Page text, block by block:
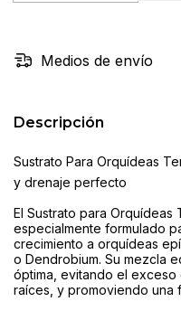
Medios de envío
Descripción
Sustrato Para Orquídeas
y drenaje perfecto
El Sustrato para Orquídeas
especialmente formulado
crecimiento a orquídeas
o Dendrobium. Su mezcla
óptima, evitando el
raíces, y promoviendo una